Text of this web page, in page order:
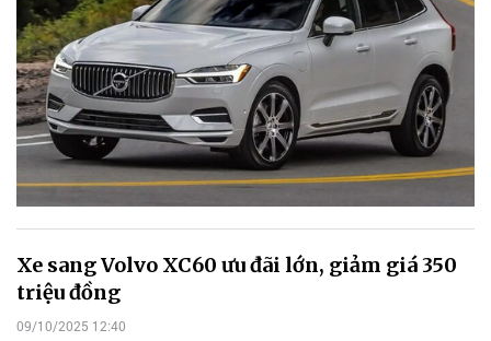
Xe sang Volvo XC60 ưu đãi lớn, giảm giá 350
triệu đồng
09/10/2025 12:40